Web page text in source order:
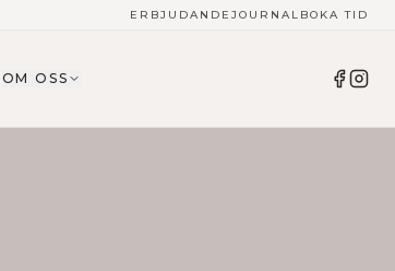
ERBJUDANDE JOURNAL BOKA TID
OM OSS